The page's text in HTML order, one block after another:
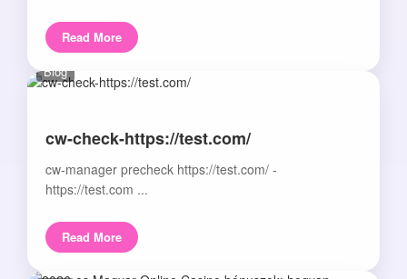
Read More
Blog
cw-check-https://test.com/
cw-manager precheck https://test.com/ -
https://test.com ...
Read More